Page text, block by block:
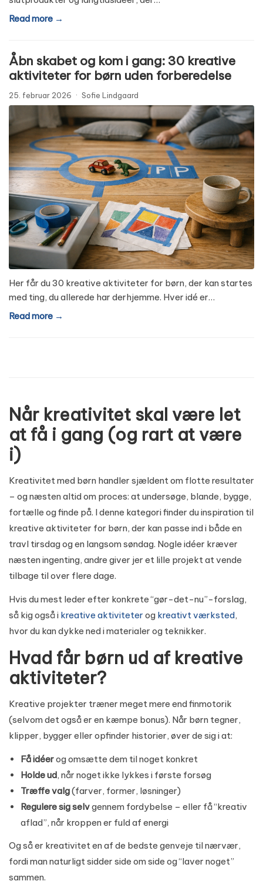
Read more →
Åbn skabet og kom i gang: 30 kreative
aktiviteter for børn uden forberedelse
25. februar 2026 · Sofie Lindgaard
Her får du 30 kreative aktiviteter for børn, der kan startes
med ting, du allerede har derhjemme. Hver idé er…
Read more →
Når kreativitet skal være let
at få i gang (og rart at være
i)
Kreativitet med børn handler sjældent om flotte resultater
– og næsten altid om proces: at undersøge, blande, bygge,
fortælle og finde på. I denne kategori finder du inspiration til
kreative aktiviteter for børn, der kan passe ind i både en
travl tirsdag og en langsom søndag. Nogle idéer kræver
næsten ingenting, andre giver jer et lille projekt at vende
tilbage til over flere dage.
Hvis du mest leder efter konkrete “gør-det-nu”-forslag,
så kig også i kreative aktiviteter og kreativt værksted,
hvor du kan dykke ned i materialer og teknikker.
Hvad får børn ud af kreative
aktiviteter?
Kreative projekter træner meget mere end finmotorik
(selvom det også er en kæmpe bonus). Når børn tegner,
klipper, bygger eller opfinder historier, øver de sig i at:
Få idéerog omsætte dem til noget konkret
Holde ud, når noget ikke lykkes i første forsøg
Træffe valg(farver, former, løsninger)
Regulere sig selvgennem fordybelse – eller få “kreativ
aflad”, når kroppen er fuld af energi
Og så er kreativitet en af de bedste genveje til nærvær,
fordi man naturligt sidder side om side og “laver noget”
sammen.